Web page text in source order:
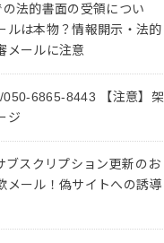
の法的書面の受領につい
ルは本物？情報開示・法的
メールに注意
6865-8443 【注意】架
ジ
ブスクリプション更新のお
メール！偽サイトへの誘導